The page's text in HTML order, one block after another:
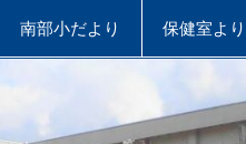
南部小だより 保健室より